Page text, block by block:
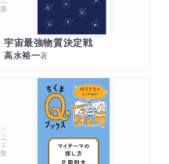
宇宙最強物質決定戦
高水裕一著
シリーズ・全集